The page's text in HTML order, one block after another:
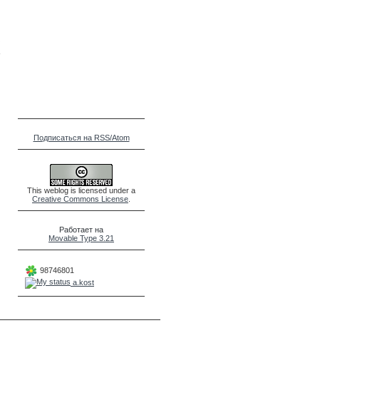
Подписаться на RSS/Atom
This weblog is licensed under a
Creative Commons License
Работает на
Movable Type 3.21
98746801
a.kost